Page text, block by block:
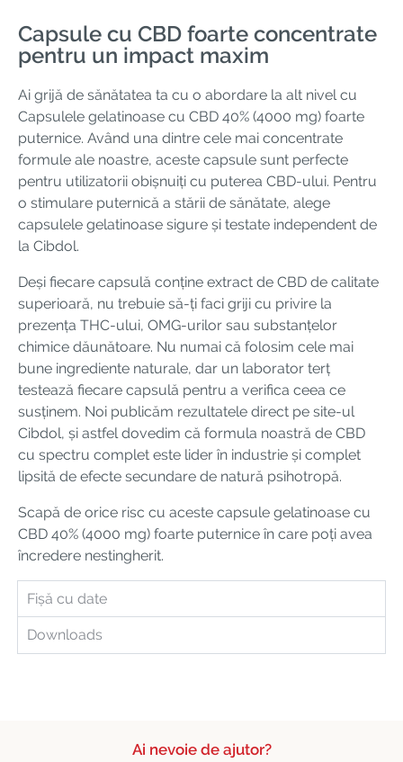
Capsule cu CBD foarte concentrate
pentru un impact maxim
Ai grijă de sănătatea ta cu o abordare la alt nivel cu
Capsulele gelatinoase cu CBD 40% (4000 mg) foarte
puternice. Având una dintre cele mai concentrate
formule ale noastre, aceste capsule sunt perfecte
pentru utilizatorii obișnuiți cu puterea CBD-ului. Pentru
o stimulare puternică a stării de sănătate, alege
capsulele gelatinoase sigure și testate independent de
la Cibdol.
Deși fiecare capsulă conține extract de CBD de calitate
superioară, nu trebuie să-ți faci griji cu privire la
prezența THC-ului, OMG-urilor sau substanțelor
chimice dăunătoare. Nu numai că folosim cele mai
bune ingrediente naturale, dar un laborator terț
testează fiecare capsulă pentru a verifica ceea ce
susținem. Noi publicăm rezultatele direct pe site-ul
Cibdol, și astfel dovedim că formula noastră de CBD
cu spectru complet este lider în industrie și complet
lipsită de efecte secundare de natură psihotropă.
Scapă de orice risc cu aceste capsule gelatinoase cu
CBD 40% (4000 mg) foarte puternice în care poți avea
încredere nestingherit.
Fișă cu date
Downloads
Ai nevoie de ajutor?